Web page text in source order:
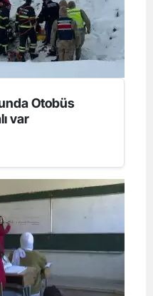
Otobüs
var